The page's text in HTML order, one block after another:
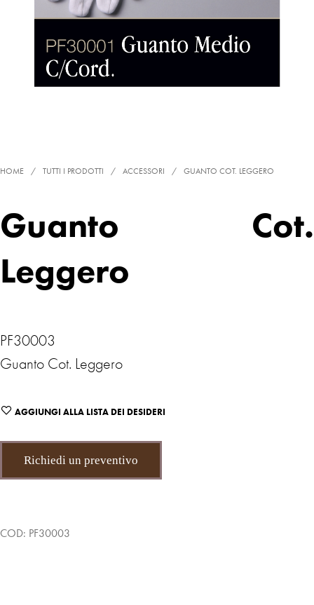
HOME / TUTTI I PRODOTTI / ACCESSORI / GUANTO COT. LEGGERO
Guanto Cot.
Leggero
PF30003
Guanto Cot. Leggero
AGGIUNGI ALLA LISTA DEI DESIDERI
Richiedi un preventivo
COD: PF30003